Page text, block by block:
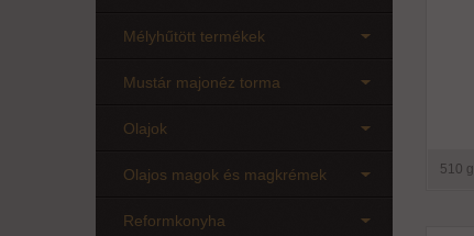
Mélyhűtött termékek
Mustár majonéz torma
Olajok
Olajos magok és magkrémek
Reformkonyha
510 g